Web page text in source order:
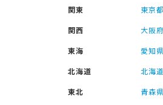
関東 東京都
関西
大阪府
東海
愛知県
北海道
北海道
東北
青森県